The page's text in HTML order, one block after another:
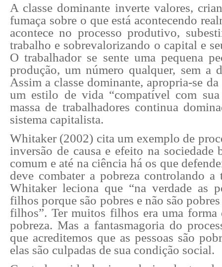
A classe dominante inverte valores,
fumaça sobre o que está acontecendo
acontece no processo produtivo,
trabalho e sobrevalorizando o capital e
O trabalhador se sente uma pequena
produção, um número qualquer, sem a
Assim a classe dominante, apropria-se
um estilo de vida “compatível com
massa de trabalhadores continua
sistema capitalista.
Whitaker (2002) cita um exemplo de
inversão de causa e efeito na sociedade
comum e até na ciência há os que
deve combater a pobreza controlando a
Whitaker leciona que “na verdade as
filhos porque são pobres e não são
filhos”. Ter muitos filhos era uma
pobreza. Mas a fantasmagoria do
que acreditemos que as pessoas são
elas são culpadas de sua condição social.